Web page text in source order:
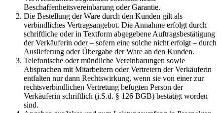
Beschaffenheitsvereinbarung oder Garantie.
Die Bestellung der Ware durch den Kunden gilt als
verbindliches Vertragsangebot. Die Annahme erfolgt durch
schriftliche oder in Textform abgegebene Auftragsbestätigung
der Verkäuferin oder – sofern eine solche nicht erfolgt – durch
Auslieferung oder Übergabe der Ware an den Kunden.
Telefonische oder mündliche Vereinbarungen sowie
Absprachen mit Mitarbeitern oder Vertretern der Verkäuferin
entfalten nur dann Rechtswirkung, wenn sie von einer zur
rechtsverbindlichen Vertretung befugten Person der
Verkäuferin schriftlich (i.S.d. § 126 BGB) bestätigt worden
sind.